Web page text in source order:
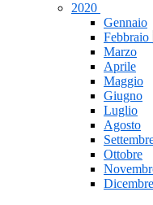
2020
Gennaio
Febbraio
Marzo
Aprile
Maggio
Giugno
Luglio
Agosto
Ottobre
Dicembre